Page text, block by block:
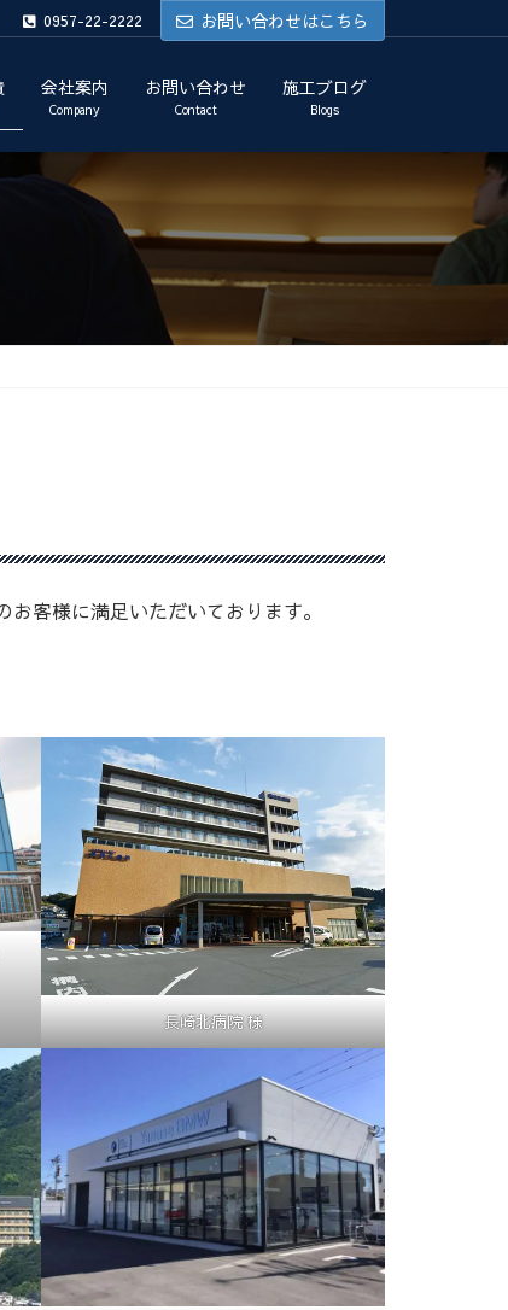
0957-22-2222 お問い合わせはこちら
会社案内
Company
お問い合わせ
Contact
施工ブログ
Blogs
客様に満足いただいております。
長崎北病院 様